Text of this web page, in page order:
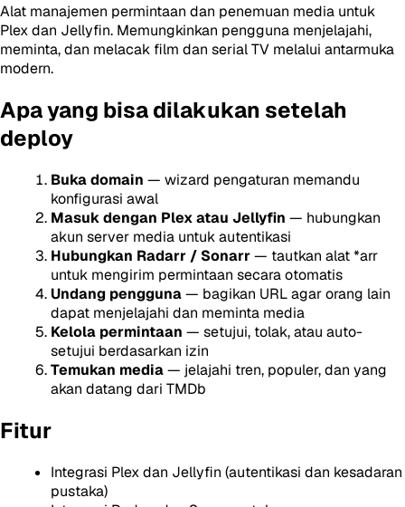
Alat manajemen permintaan dan penemuan media untuk
Plex dan Jellyfin. Memungkinkan pengguna menjelajahi,
meminta, dan melacak film dan serial TV melalui antarmuka
modern.
Apa yang bisa dilakukan setelah
deploy
Buka domain — wizard pengaturan memandu
konfigurasi awal
Masuk dengan Plex atau Jellyfin — hubungkan
akun server media untuk autentikasi
Hubungkan Radarr / Sonarr— tautkan alat *arr
untuk mengirim permintaan secara otomatis
Undang pengguna— bagikan URL agar orang lain
dapat menjelajahi dan meminta media
Kelola permintaan — setujui, tolak, atau auto-
setujui berdasarkan izin
Temukan media— jelajahi tren, populer, dan yang
akan datang dari TMDb
Fitur
Integrasi Plex dan Jellyfin (autentikasi dan kesadaran
pustaka)